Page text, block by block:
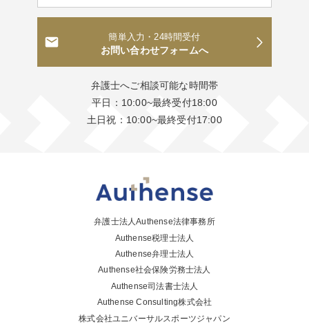
簡単入力・24時間受付
お問い合わせフォームへ
弁護士へご相談可能な時間帯
平日：10:00~最終受付18:00
土日祝：10:00~最終受付17:00
弁護士法人Authense法律事務所
Authense税理士法人
Authense弁理士法人
Authense社会保険労務士法人
Authense司法書士法人
Authense Consulting株式会社
株式会社ユニバーサルスポーツジャパン